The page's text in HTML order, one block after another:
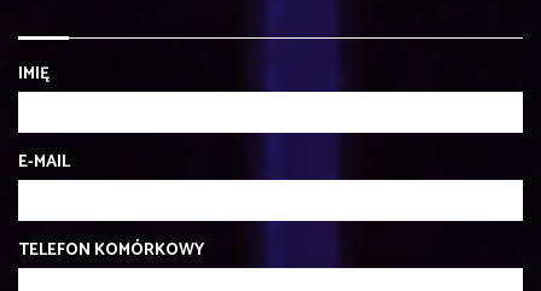
IMIĘ
E-MAIL
TELEFON KOMÓRKOWY